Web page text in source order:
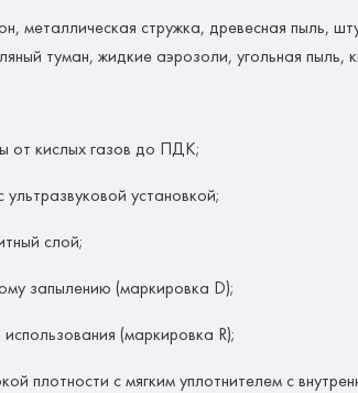
металлическая стружка, древесная пыль,
туман, жидкие аэрозоли, угольная
от кислых газов до ПДК;
установкой;
слой;
запылению (маркировка D);
(маркировка R);
плотности с мягким уплотнителем с